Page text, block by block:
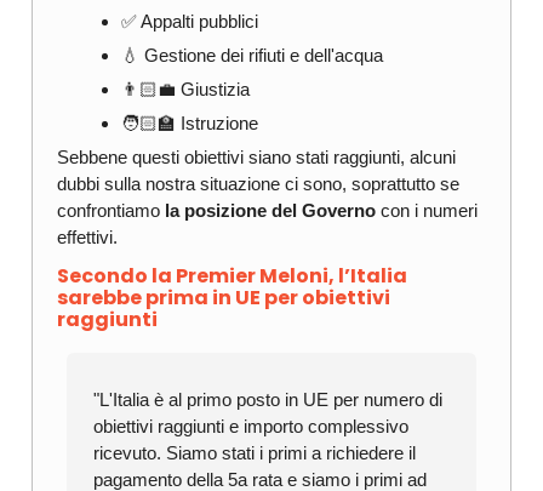
✅ Appalti pubblici
💧 Gestione dei rifiuti e dell'acqua
👨🏻‍💼 Giustizia
🧑🏻‍🏫 Istruzione
Sebbene questi obiettivi siano stati raggiunti, alcuni
dubbi sulla nostra situazione ci sono, soprattutto se
confrontiamo la posizione del Governo con i numeri
effettivi.
Secondo la Premier Meloni, l’Italia
sarebbe prima in UE per obiettivi
raggiunti
"L'Italia è al primo posto in UE per numero di
obiettivi raggiunti e importo complessivo
ricevuto. Siamo stati i primi a richiedere il
pagamento della 5a rata e siamo i primi ad